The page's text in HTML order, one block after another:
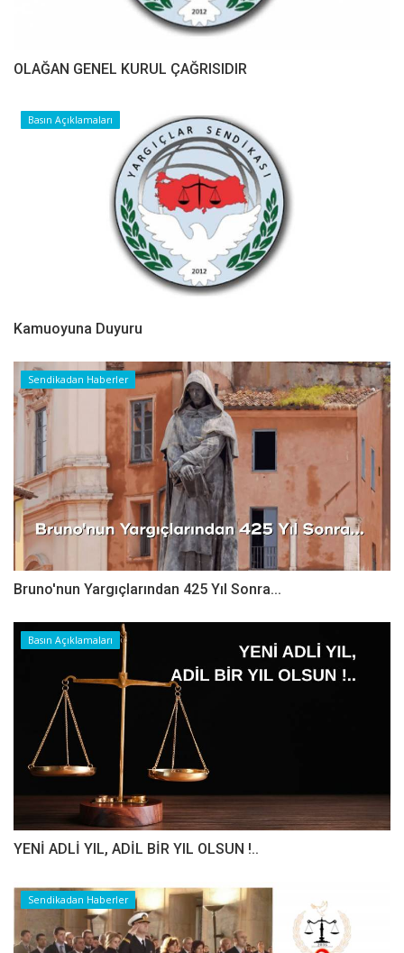
OLAĞAN GENEL KURUL ÇAĞRISIDIR
Basın Açıklamaları
Kamuoyuna Duyuru
Sendikadan Haberler
Bruno'nun Yargıçlarından 425 Yıl Sonra...
Basın Açıklamaları
YENİ ADLİ YIL, ADİL BİR YIL OLSUN !..
Sendikadan Haberler